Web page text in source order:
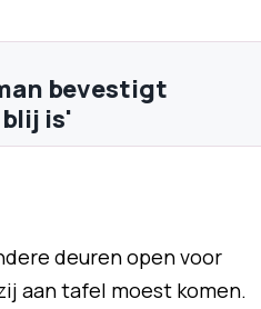
bevestigt
is'
deuren open voor
aan tafel moest komen.